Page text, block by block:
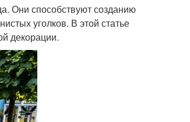
Они способствуют созданию
уголков. В этой статье
декорации.